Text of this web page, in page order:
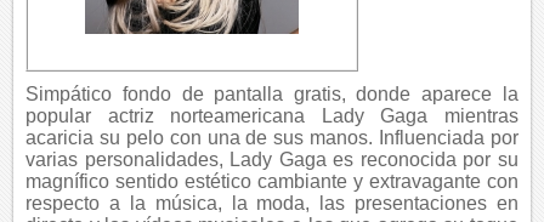
Simpático fondo de pantalla gratis, donde aparece la
popular actriz norteamericana Lady Gaga mientras
acaricia su pelo con una de sus manos. Influenciada por
varias personalidades, Lady Gaga es reconocida por su
magnífico sentido estético cambiante y extravagante con
respecto a la música, la moda, las presentaciones en